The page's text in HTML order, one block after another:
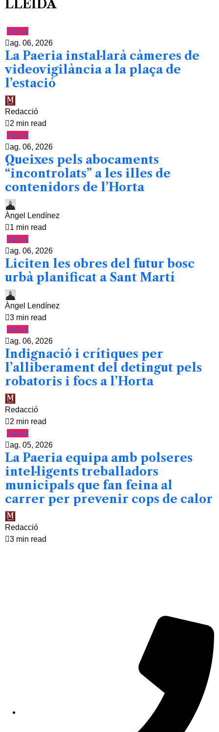
LLEIDA
Lleida
ag. 06, 2026
La Paeria instal·larà càmeres de
videovigilància a la plaça de
l’estació
Redacció
2 min read
Lleida
ag. 06, 2026
Queixes pels abocaments
“incontrolats” a les illes de
contenidors de l’Horta
Àngel Lendínez
1 min read
Lleida
ag. 06, 2026
Liciten les obres del futur bosc
urbà planificat a Sant Martí
Àngel Lendínez
3 min read
Lleida
ag. 06, 2026
Indignació i crítiques per
l’alliberament del detingut pels
robatoris i focs a l’Horta
Redacció
2 min read
Lleida
ag. 05, 2026
La Paeria equipa amb polseres
intel·ligents treballadors
municipals que fan feina al
carrer per prevenir cops de calor
Redacció
3 min read